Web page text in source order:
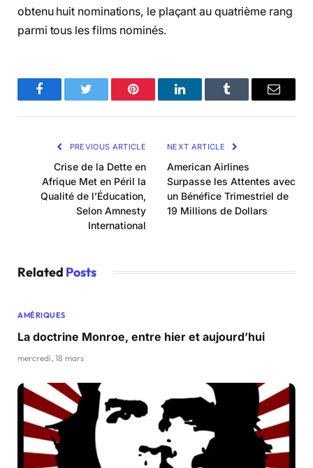
obtenu huit nominations, le plaçant au quatrième rang
parmi tous les films nominés.
FacebookTwitter Pinterest LinkedInTumblr Email
PREVIOUS ARTICLE
Crise de la Dette en
Afrique Met en Péril la
Qualité de l’Éducation,
Selon Amnesty
International
NEXT ARTICLE
American Airlines
Surpasse les Attentes avec
un Bénéfice Trimestriel de
19 Millions de Dollars
Related Posts
AMÉRIQUES
La doctrine Monroe, entre hier et aujourd’hui
mercredi, 18 mars